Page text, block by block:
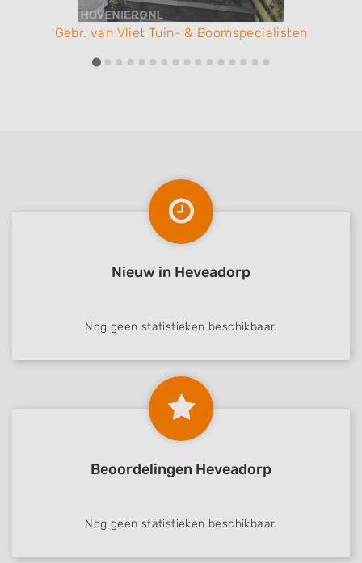
Gebr. van Vliet Tuin- & Boomspecialisten
Nieuw in Heveadorp
Nog geen statistieken beschikbaar.
Beoordelingen Heveadorp
Nog geen statistieken beschikbaar.